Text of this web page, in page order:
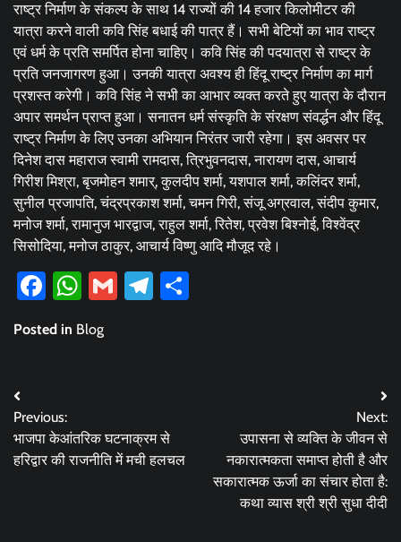
राष्ट्र निर्माण के संकल्प के साथ 14 राज्यों की 14 हजार किलोमीटर की
यात्रा करने वाली कवि सिंह बधाई की पात्र हैं। सभी बेटियों का भाव राष्ट्र
एवं धर्म के प्रति समर्पित होना चाहिए। कवि सिंह की पदयात्रा से राष्ट्र के
प्रति जनजागरण हुआ। उनकी यात्रा अवश्य ही हिंदू राष्ट्र निर्माण का मार्ग
प्रशस्त करेगी। कवि सिंह ने सभी का आभार व्यक्त करते हुए यात्रा के दौरान
अपार समर्थन प्राप्त हुआ। सनातन धर्म संस्कृति के संरक्षण संवर्द्धन और हिंदू
राष्ट्र निर्माण के लिए उनका अभियान निरंतर जारी रहेगा। इस अवसर पर
दिनेश दास महाराज स्वामी रामदास, त्रिभुवनदास, नारायण दास, आचार्य
गिरीश मिश्रा, बृजमोहन शमार्, कुलदीप शर्मा, यशपाल शर्मा, कलिंदर शर्मा,
सुनील प्रजापति, चंद्रप्रकाश शर्मा, चमन गिरी, संजू अग्रवाल, संदीप कुमार,
मनोज शर्मा, रामानुज भारद्वाज, राहुल शर्मा, रितेश, प्रवेश बिश्नोई, विश्वेंद्र
सिसोदिया, मनोज ठाकुर, आचार्य विष्णु आदि मौजूद रहे।
Facebook
WhatsApp
GmailTelegram
Posted in Blog
Post
navigation
Previous:
भाजपा केआंतरिक घटनाक्रम से
हरिद्वार की राजनीति में मची हलचल
Next:
उपासना से व्यक्ति के जीवन से
नकारात्मकता समाप्त होती है और
सकारात्मक ऊर्जा का संचार होता है:
कथा व्यास श्री श्री सुधा दीदी